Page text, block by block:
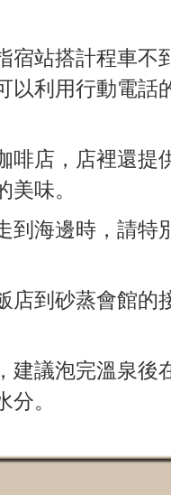
宿站搭計程車不
以利用行動電話
啡店，店裡還
味。
到海邊時，請
店到砂蒸會館的
建議泡完溫泉後
。